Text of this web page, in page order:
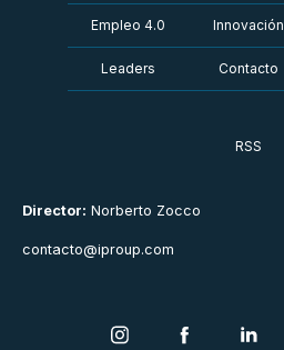
Director: Norberto Zocco
contacto@iproup.com
Empleo 4.0 Innovación
Leaders Contacto
RSS